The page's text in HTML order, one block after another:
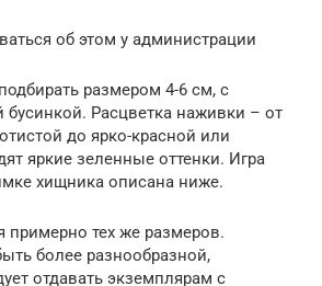
об этом у администрации
размером 4-6 см, с
бусинкой. Расцветка наживки – от
до ярко-красной или
яркие зеленные оттенки. Игра
хищника описана ниже.
примерно тех же размеров.
более разнообразной,
отдавать экземплярам с